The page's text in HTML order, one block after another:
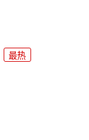
最热